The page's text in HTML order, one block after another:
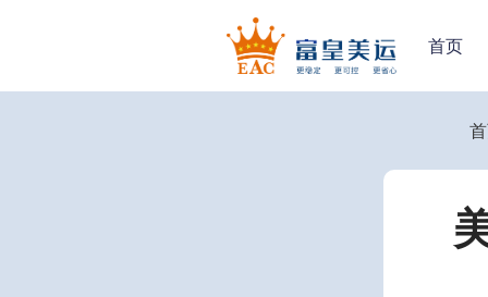
首页